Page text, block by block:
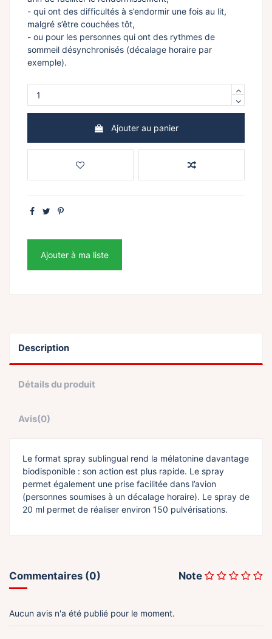
- qui ont des difficultés à s’endormir une fois au lit,
malgré s’être couchées tôt,
- ou pour les personnes qui ont des rythmes de
sommeil désynchronisés (décalage horaire par
exemple).
Ajouter au panier
Ajouter à ma liste
Description
Détails du produit
Avis(0)
Le format spray sublingual rend la mélatonine davantage
biodisponible : son action est plus rapide. Le spray
permet également une prise facilitée dans l’avion
(personnes soumises à un décalage horaire). Le spray de
20 ml permet de réaliser environ 150 pulvérisations.
Note
Commentaires (0)
Aucun avis n'a été publié pour le moment.